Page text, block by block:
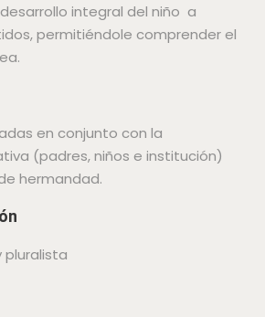
integral del niño a
permitiéndole comprender el
en conjunto con la
(padres, niños e institución)
hermandad.
pluralista